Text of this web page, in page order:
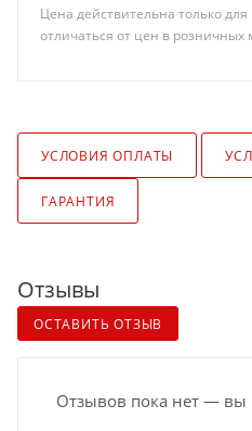
Цена действительна только
отличаться от цен в розничных
УСЛОВИЯ ОПЛАТЫ
ГАРАНТИЯ
Отзывы
ОСТАВИТЬ ОТЗЫВ
Отзывов пока нет —